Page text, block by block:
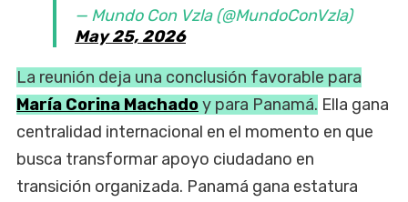
— Mundo Con Vzla (@MundoConVzla)
May 25, 2026
La reunión deja una conclusión favorable para
María Corina Machadoy para Panamá. Ella gana
centralidad internacional en el momento en que
busca transformar apoyo ciudadano en
transición organizada. Panamá gana estatura